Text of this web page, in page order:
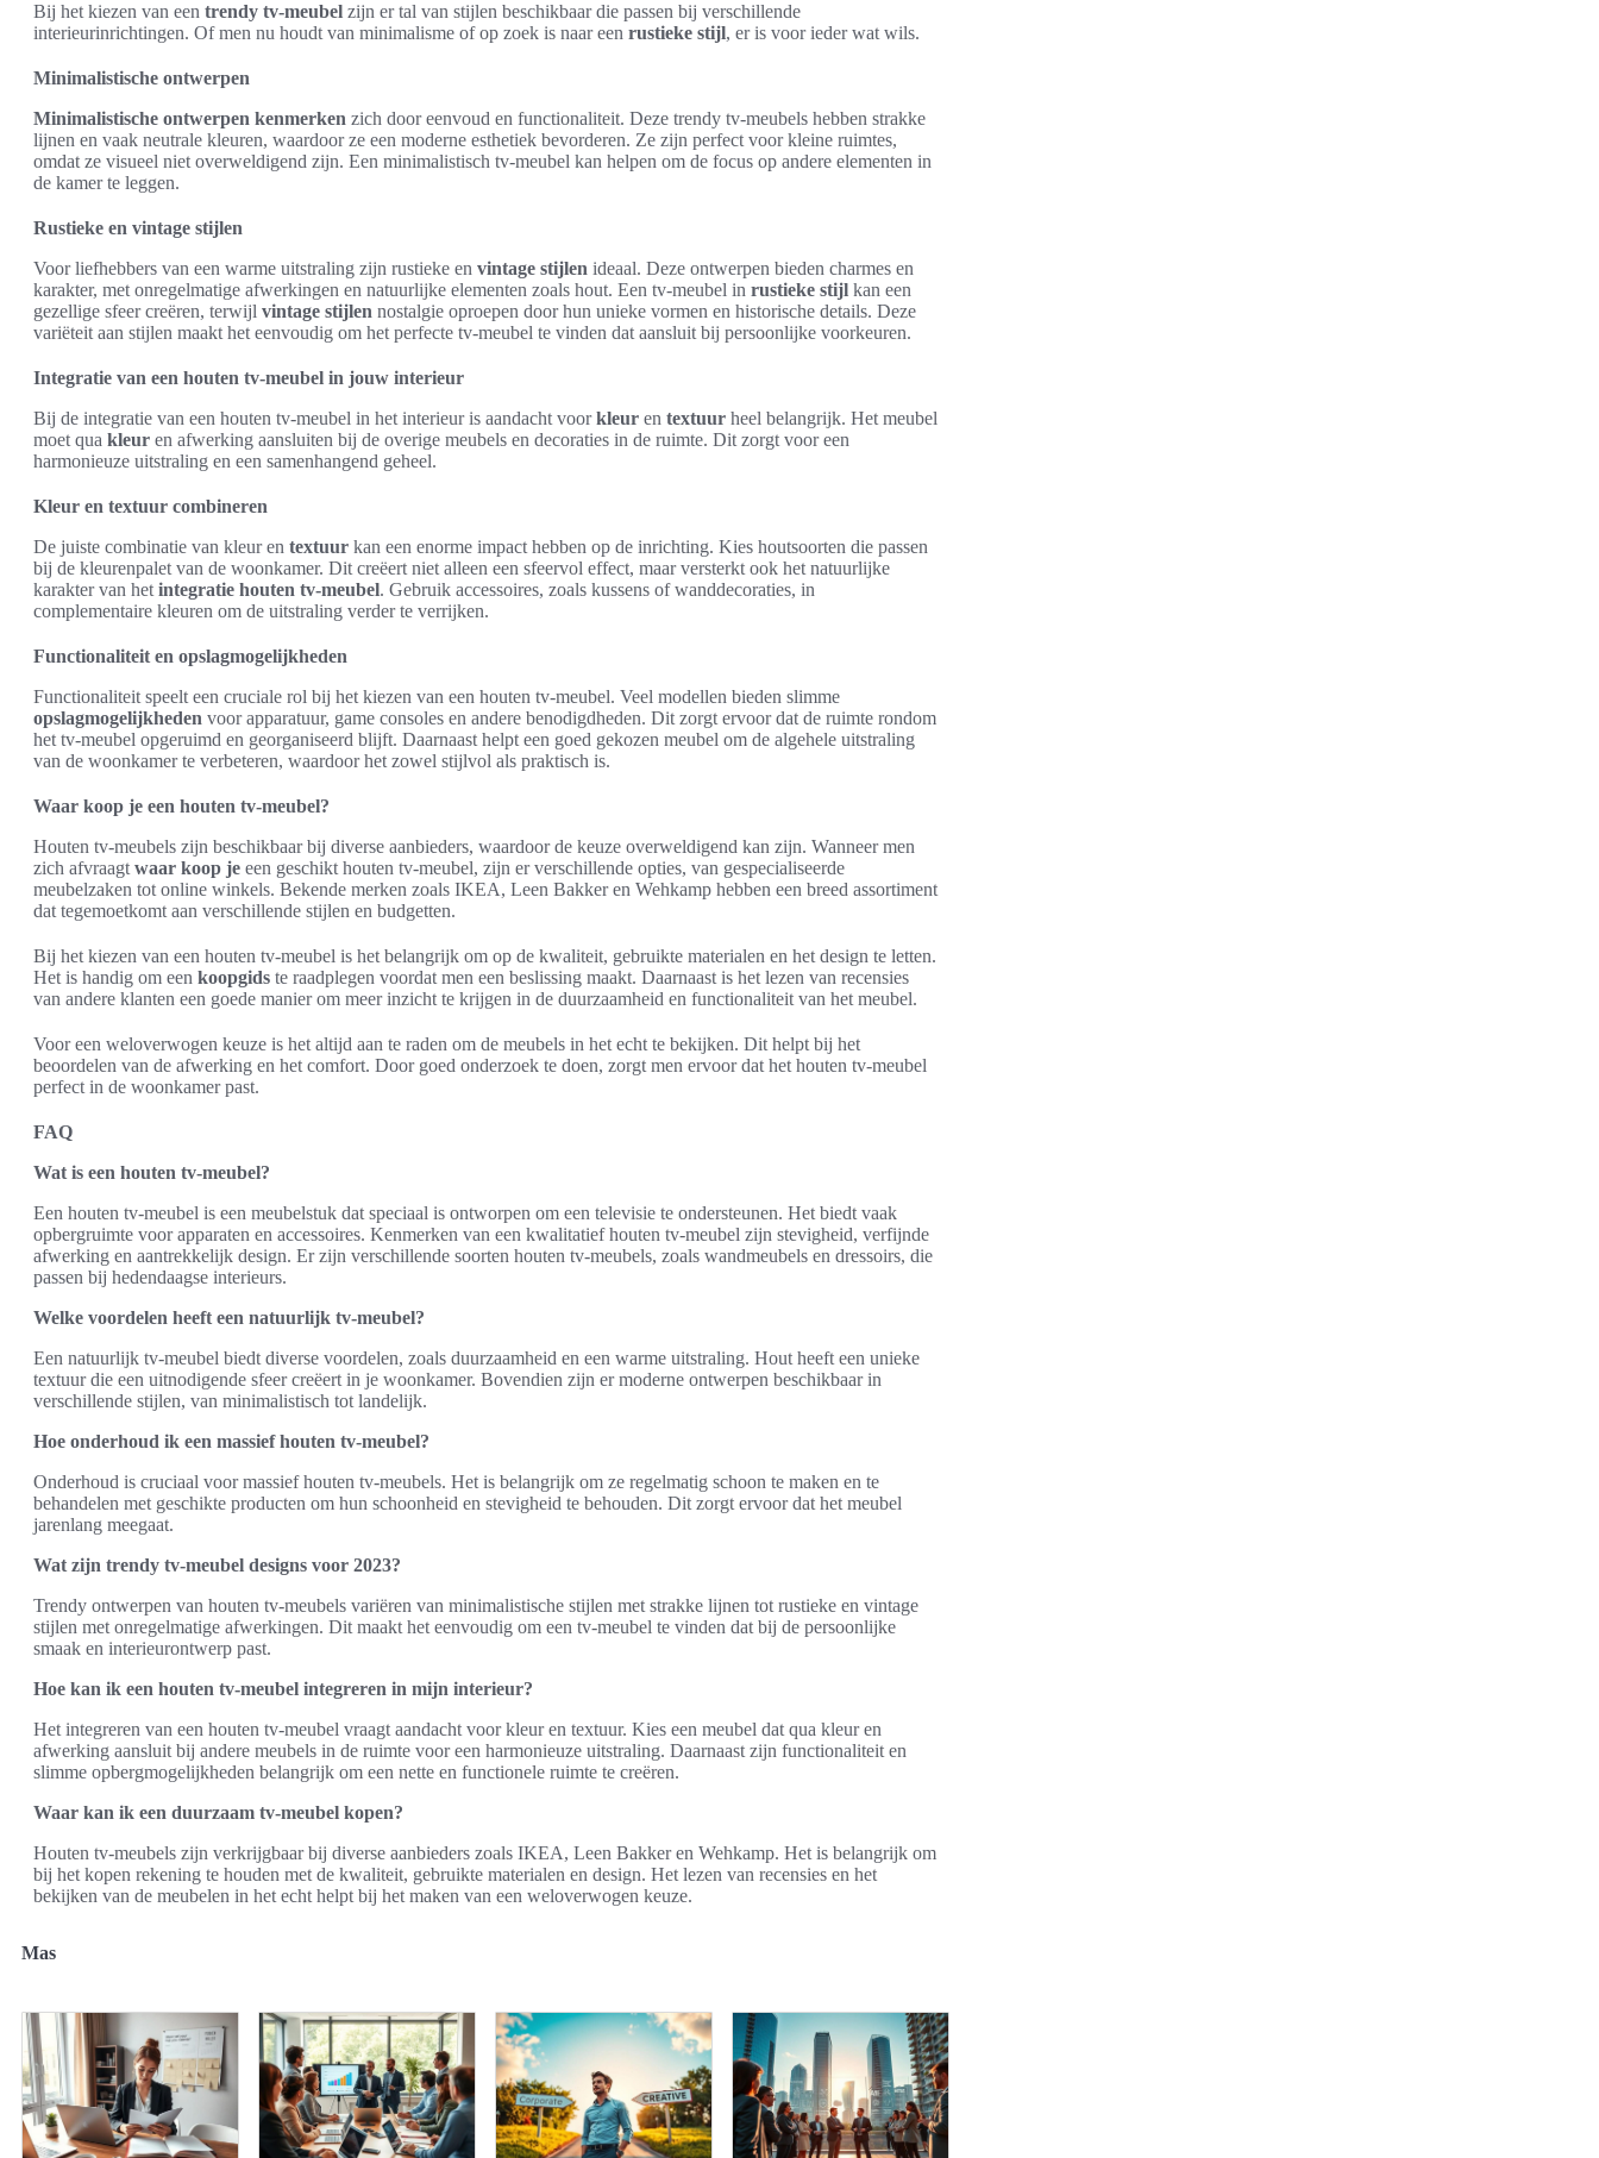
Bij het kiezen van een trendy tv-meubel zijn er tal van stijlen beschikbaar die passen bij verschillende
interieurinrichtingen. Of men nu houdt van minimalisme of op zoek is naar een rustieke stijl, er is voor ieder wat wils.
Minimalistische ontwerpen
Minimalistische ontwerpen kenmerken zich door eenvoud en functionaliteit. Deze trendy tv-meubels hebben strakke
lijnen en vaak neutrale kleuren, waardoor ze een moderne esthetiek bevorderen. Ze zijn perfect voor kleine ruimtes,
omdat ze visueel niet overweldigend zijn. Een minimalistisch tv-meubel kan helpen om de focus op andere elementen in
de kamer te leggen.
Rustieke en vintage stijlen
Voor liefhebbers van een warme uitstraling zijn rustieke en vintage stijlen ideaal. Deze ontwerpen bieden charmes en
karakter, met onregelmatige afwerkingen en natuurlijke elementen zoals hout. Een tv-meubel in rustieke stijl kan een
gezellige sfeer creëren, terwijl vintage stijlen nostalgie oproepen door hun unieke vormen en historische details. Deze
variëteit aan stijlen maakt het eenvoudig om het perfecte tv-meubel te vinden dat aansluit bij persoonlijke voorkeuren.
Integratie van een houten tv-meubel in jouw interieur
Bij de integratie van een houten tv-meubel in het interieur is aandacht voorkleur en textuur heel belangrijk. Het meubel
moet qua kleur en afwerking aansluiten bij de overige meubels en decoraties in de ruimte. Dit zorgt voor een
harmonieuze uitstraling en een samenhangend geheel.
Kleur en textuur combineren
De juiste combinatie van kleur en textuur kan een enorme impact hebben op de inrichting. Kies houtsoorten die passen
bij de kleurenpalet van de woonkamer. Dit creëert niet alleen een sfeervol effect, maar versterkt ook het natuurlijke
karakter van het integratie houten tv-meubel. Gebruik accessoires, zoals kussens of wanddecoraties, in
complementaire kleuren om de uitstraling verder te verrijken.
Functionaliteit en opslagmogelijkheden
Functionaliteit speelt een cruciale rol bij het kiezen van een houten tv-meubel. Veel modellen bieden slimme
opslagmogelijkheden voor apparatuur, game consoles en andere benodigdheden. Dit zorgt ervoor dat de ruimte rondom
het tv-meubel opgeruimd en georganiseerd blijft. Daarnaast helpt een goed gekozen meubel om de algehele uitstraling
van de woonkamer te verbeteren, waardoor het zowel stijlvol als praktisch is.
Waar koop je een houten tv-meubel?
Houten tv-meubels zijn beschikbaar bij diverse aanbieders, waardoor de keuze overweldigend kan zijn. Wanneer men
zich afvraagt waar koop je een geschikt houten tv-meubel, zijn er verschillende opties, van gespecialiseerde
meubelzaken tot online winkels. Bekende merken zoals IKEA, Leen Bakker en Wehkamp hebben een breed assortiment
dat tegemoetkomt aan verschillende stijlen en budgetten.
Bij het kiezen van een houten tv-meubel is het belangrijk om op de kwaliteit, gebruikte materialen en het design te letten.
Het is handig om een koopgids te raadplegen voordat men een beslissing maakt. Daarnaast is het lezen van recensies
van andere klanten een goede manier om meer inzicht te krijgen in de duurzaamheid en functionaliteit van het meubel.
Voor een weloverwogen keuze is het altijd aan te raden om de meubels in het echt te bekijken. Dit helpt bij het
beoordelen van de afwerking en het comfort. Door goed onderzoek te doen, zorgt men ervoor dat het houten tv-meubel
perfect in de woonkamer past.
FAQ
Wat is een houten tv-meubel?
Een houten tv-meubel is een meubelstuk dat speciaal is ontworpen om een televisie te ondersteunen. Het biedt vaak
opbergruimte voor apparaten en accessoires. Kenmerken van een kwalitatief houten tv-meubel zijn stevigheid, verfijnde
afwerking en aantrekkelijk design. Er zijn verschillende soorten houten tv-meubels, zoals wandmeubels en dressoirs, die
passen bij hedendaagse interieurs.
Welke voordelen heeft een natuurlijk tv-meubel?
Een natuurlijk tv-meubel biedt diverse voordelen, zoals duurzaamheid en een warme uitstraling. Hout heeft een unieke
textuur die een uitnodigende sfeer creëert in je woonkamer. Bovendien zijn er moderne ontwerpen beschikbaar in
verschillende stijlen, van minimalistisch tot landelijk.
Hoe onderhoud ik een massief houten tv-meubel?
Onderhoud is cruciaal voor massief houten tv-meubels. Het is belangrijk om ze regelmatig schoon te maken en te
behandelen met geschikte producten om hun schoonheid en stevigheid te behouden. Dit zorgt ervoor dat het meubel
jarenlang meegaat.
Wat zijn trendy tv-meubel designs voor 2023?
Trendy ontwerpen van houten tv-meubels variëren van minimalistische stijlen met strakke lijnen tot rustieke en vintage
stijlen met onregelmatige afwerkingen. Dit maakt het eenvoudig om een tv-meubel te vinden dat bij de persoonlijke
smaak en interieurontwerp past.
Hoe kan ik een houten tv-meubel integreren in mijn interieur?
Het integreren van een houten tv-meubel vraagt aandacht voor kleur en textuur. Kies een meubel dat qua kleur en
afwerking aansluit bij andere meubels in de ruimte voor een harmonieuze uitstraling. Daarnaast zijn functionaliteit en
slimme opbergmogelijkheden belangrijk om een nette en functionele ruimte te creëren.
Waar kan ik een duurzaam tv-meubel kopen?
Houten tv-meubels zijn verkrijgbaar bij diverse aanbieders zoals IKEA, Leen Bakker en Wehkamp. Het is belangrijk om
bij het kopen rekening te houden met de kwaliteit, gebruikte materialen en design. Het lezen van recensies en het
bekijken van de meubelen in het echt helpt bij het maken van een weloverwogen keuze.
Mas